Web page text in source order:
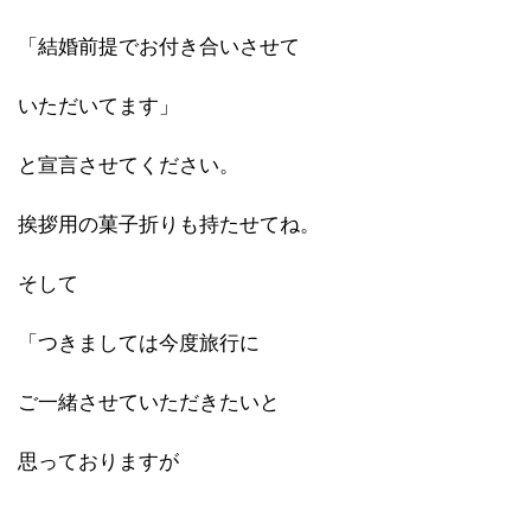
「結婚前提でお付き合いさせて
いただいてます」
と宣言させてください。
挨拶用の菓子折りも持たせてね。
そして
「つきましては今度旅行に
ご一緒させていただきたいと
思っておりますが